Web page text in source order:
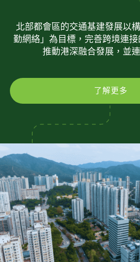
北部都會區的交通基建發展以
勤網絡」為目標，完善跨境連接
推動港深融合發展，並
了解更多